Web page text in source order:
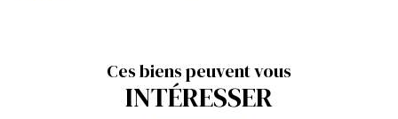
Ces biens peuvent vous
INTÉRESSER